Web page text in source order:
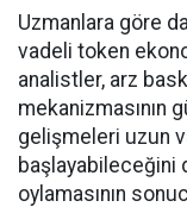
Uzmanlara göre
vadeli token
analistler, arz
mekanizmasının
gelişmeleri uzun
başlayabileceğini
oylamasının